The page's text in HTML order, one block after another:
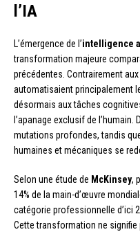
l’IA
L’émergence de l’intelligence
transformation majeure
précédentes. Contrairement
automatisaient principalement
désormais aux tâches
l’apanage exclusif de
mutations profondes, tandis
humaines et mécaniques se
Selon une étude de McKinsey,
14% de la main-d’œuvre
catégorie professionnelle d’ici
Cette transformation ne